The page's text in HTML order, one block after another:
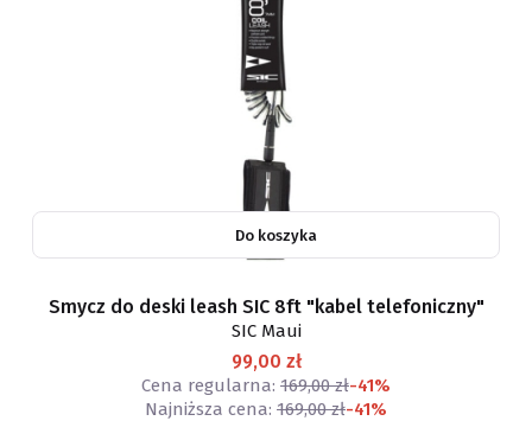
Do koszyka
Smycz do deski leash SIC 8ft "kabel telefoniczny"
SIC Maui
99,00 zł
Cena regularna: 169,00 zł-41%
Najniższa cena: 169,00 zł-41%